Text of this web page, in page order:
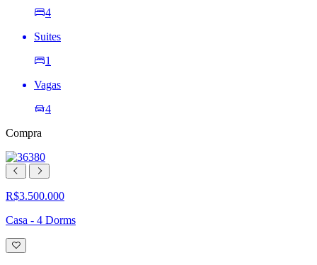
4
Suites
1
Vagas
4
Compra
R$3.500.000
Casa - 4 Dorms
Adicionar
à